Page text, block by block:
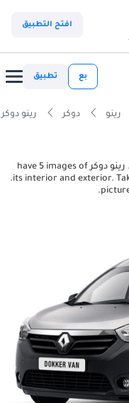
افتح التطبيق
بع تطبيق
رينو دوكر رينو دوكر interior, exterior pictures
View the latest رينو دوكر 2026 image gallery. رينو دوكر have 5 images of
its interior and exterior. Take a look at the Front, Rear and Side profiles.